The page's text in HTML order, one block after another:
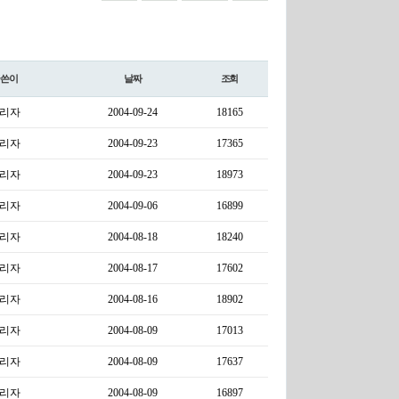
이 날짜 조회
자 2004-09-24 18165
자 2004-09-23 17365
자 2004-09-23 18973
자 2004-09-06 16899
자 2004-08-18 18240
자 2004-08-17 17602
자 2004-08-16 18902
자 2004-08-09 17013
자 2004-08-09 17637
자 2004-08-09 16897